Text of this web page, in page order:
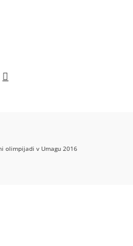
olimpijadi v Umagu 2016